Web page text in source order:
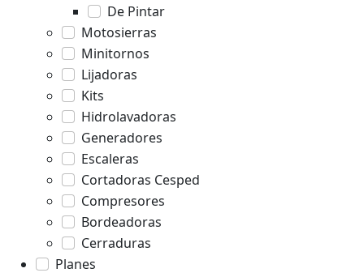
De Pintar
Motosierras
Minitornos
Lijadoras
Kits
Hidrolavadoras
Generadores
Escaleras
Cortadoras Cesped
Compresores
Bordeadoras
Cerraduras
Planes